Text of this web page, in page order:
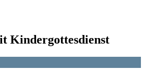
Kindergottesdienst